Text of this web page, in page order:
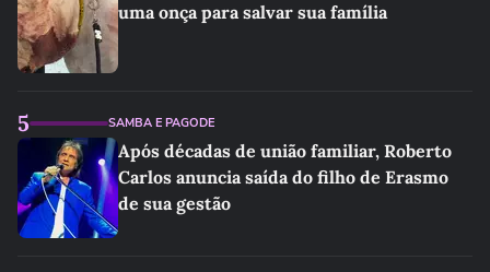
uma onça para salvar sua família
5 SAMBA E PAGODE
Após décadas de união familiar, Roberto
Carlos anuncia saída do filho de Erasmo
de sua gestão